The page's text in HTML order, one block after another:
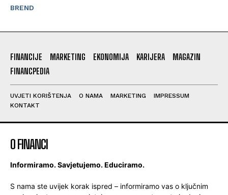
BREND
FINANCIJE MARKETING EKONOMIJA KARIJERA
MAGAZIN
FINANCPEDIA
UVJETI KORIŠTENJA O NAMA MARKETING
IMPRESSUM
KONTAKT
O FINANCI
Informiramo. Savjetujemo. Educiramo.
S nama ste uvijek korak ispred – informiramo vas o ključnim